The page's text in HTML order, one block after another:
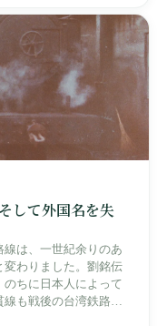
して外国名を失
線は、一世紀余りのあ
変わりました。劉銘伝
ちに日本人によって
も戦後の台湾鉄路に
の世代の記録を脚注